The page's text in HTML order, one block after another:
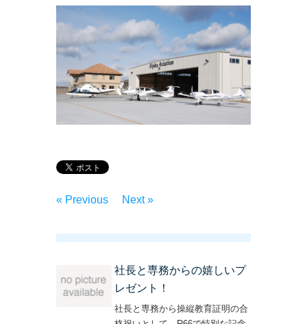
« Previous Next »
社長と専務からの嬉しいプ
レゼント！
社長と専務から操縦教育証明の合